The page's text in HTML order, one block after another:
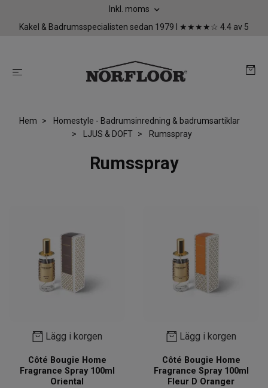
Inkl. moms
Kakel & Badrumsspecialisten sedan 1979 I ★★★★☆ 4.4 av 5
Hem
Homestyle - Badrumsinredning & badrumsartiklar
LJUS & DOFT
Rumsspray
Rumsspray
Lägg i korgen
Côté Bougie Home
Fragrance Spray 100ml
Oriental
Lägg i korgen
Côté Bougie Home
Fragrance Spray 100ml
Fleur D Oranger